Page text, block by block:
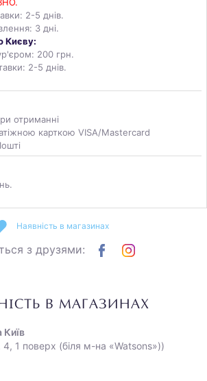
2-5 днів.
3 дні.
Києву:
200 грн.
2-5 днів.
отриманні
карткою VISA/Mastercard
Наявність в магазинах
з друзями:
В МАГАЗИНАХ
Київ
1 поверх (біля м-на «Watsons»))